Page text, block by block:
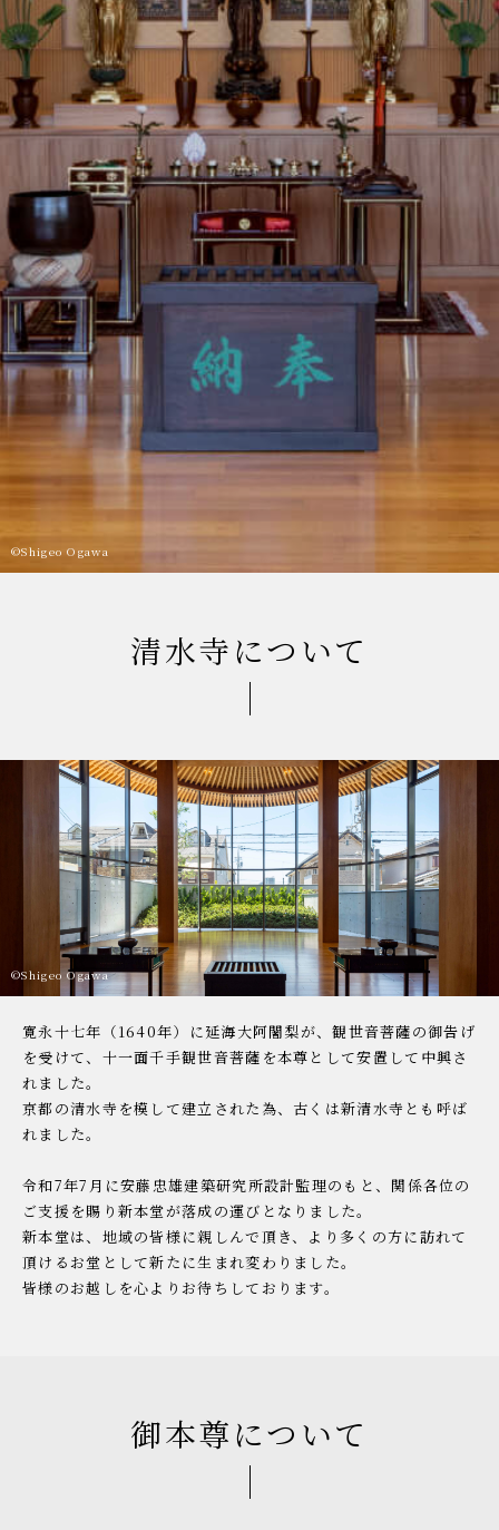
清水寺について
寛永十七年（1640年）に延海大阿闍梨が、観世音菩薩の御告げ
を受けて、 十一面千手観世音菩薩を本尊として安置して中興さ
れました。
京都の清水寺を模して建立された為、古くは新清水寺とも呼ば
れました。
令和7年7月に安藤忠雄建築研究所設計監理のもと、 関係各位の
ご支援を賜り新本堂が落成の運びとなりました。
新本堂は、地域の皆様に親しんで頂き、 より多くの方に訪れて
頂けるお堂として新たに生まれ変わりました。
皆様のお越しを心よりお待ちしております。
御本尊について